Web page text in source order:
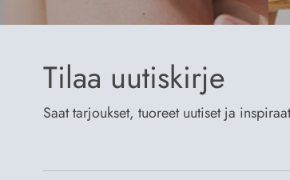
Tilaa uutiskirje
Saat tarjoukset, tuoreet uutiset ja